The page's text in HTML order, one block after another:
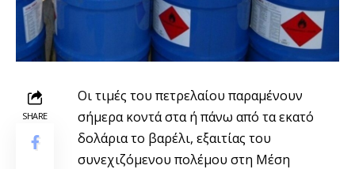
SHARE
Οι τιμές του πετρελαίου παραμένουν
σήμερα κοντά στα ή πάνω από τα εκατό
δολάρια το βαρέλι, εξαιτίας του
συνεχιζόμενου πολέμου στη Μέση